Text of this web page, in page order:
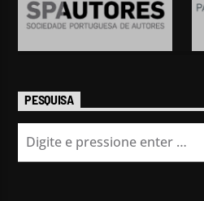
PESQUISA